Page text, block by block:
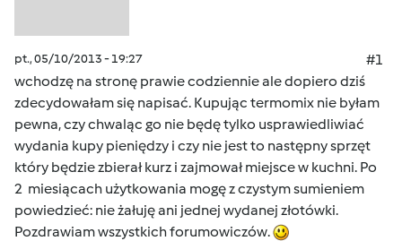
pt., 05/10/2013 - 19:27
#1
wchodzę na stronę prawie codziennie ale dopiero dziś
zdecydowałam się napisać. Kupując termomix nie byłam
pewna, czy chwaląc go nie będę tylko usprawiedliwiać
wydania kupy pieniędzy i czy nie jest to następny sprzęt
który będzie zbierał kurz i zajmował miejsce w kuchni. Po
2 miesiącach użytkowania mogę z czystym sumieniem
powiedzieć: nie żałuję ani jednej wydanej złotówki.
Pozdrawiam wszystkich forumowiczów.